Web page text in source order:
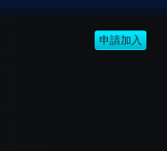
申請加入